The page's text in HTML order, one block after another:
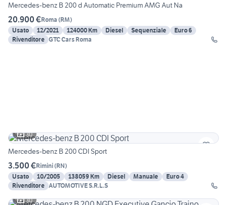
Mercedes-benz B 200 d Automatic Premium AMG Aut Na
20.900 €Roma (RM)
Usato
12/2021 124000 Km Diesel Sequenziale
Euro 6
Rivenditore GTC Cars Roma
30
Mercedes-benz B 200 CDI Sport
3.500 €Rimini(RN)
Usato
10/2005 138059 Km Diesel Manuale
Euro 4
Rivenditore AUTOMOTIVE S.R.L.S
30